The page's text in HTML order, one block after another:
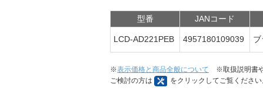
型番 JANコード
LCD-AD221PEB 4957180109039
※表示価格と商品全般について ※取扱説明書や
ご検討の方は
をクリックしてご覧ください